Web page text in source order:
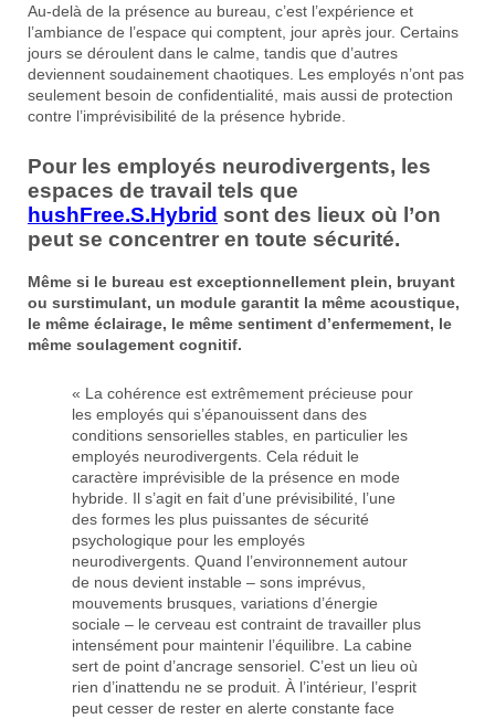
Au-delà de la présence au bureau, c’est l’expérience et
l’ambiance de l’espace qui comptent, jour après jour. Certains
jours se déroulent dans le calme, tandis que d’autres
deviennent soudainement chaotiques. Les employés n’ont pas
seulement besoin de confidentialité, mais aussi de protection
contre l’imprévisibilité de la présence hybride.
Pour les employés neurodivergents, les
espaces de travail tels que
hushFree.S.Hybrid sont des lieux où l’on
peut se concentrer en toute sécurité.
Même si le bureau est exceptionnellement plein, bruyant
ou surstimulant, un module garantit la même acoustique,
le même éclairage, le même sentiment d’enfermement, le
même soulagement cognitif.
« La cohérence est extrêmement précieuse pour
les employés qui s’épanouissent dans des
conditions sensorielles stables, en particulier les
employés neurodivergents. Cela réduit le
caractère imprévisible de la présence en mode
hybride. Il s’agit en fait d’une prévisibilité, l’une
des formes les plus puissantes de sécurité
psychologique pour les employés
neurodivergents. Quand l’environnement autour
de nous devient instable – sons imprévus,
mouvements brusques, variations d’énergie
sociale – le cerveau est contraint de travailler plus
intensément pour maintenir l’équilibre. La cabine
sert de point d’ancrage sensoriel. C’est un lieu où
rien d’inattendu ne se produit. À l’intérieur, l’esprit
peut cesser de rester en alerte constante face